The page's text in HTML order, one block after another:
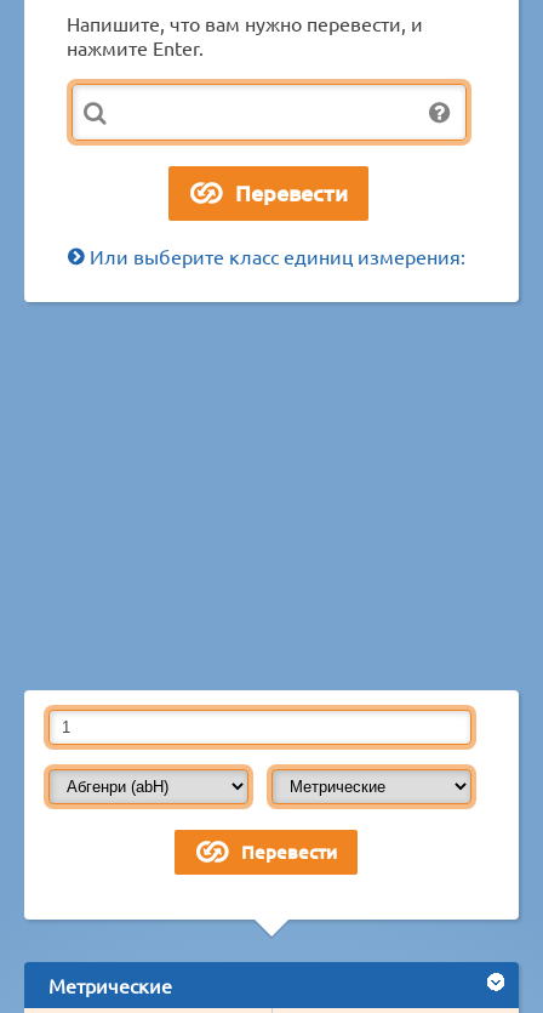
Напишите, что вам нужно перевести, и
нажмите Enter.
Или выберите класс единиц измерения:
Метрические